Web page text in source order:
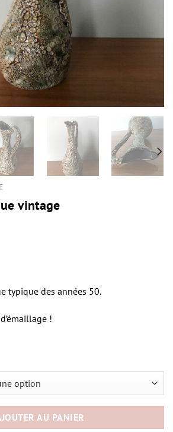
vintage
typique des années 50.
!
AU PANIER